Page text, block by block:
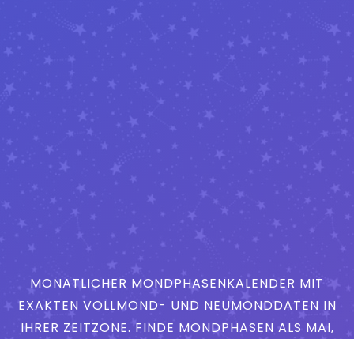
MONATLICHER MONDPHASENKALENDER MIT
EXAKTEN VOLLMOND- UND NEUMONDDATEN IN
IHRER ZEITZONE. FINDE MONDPHASEN ALS MAI,